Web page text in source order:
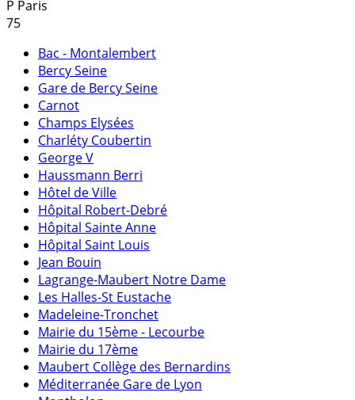
P Paris
75
Bac - Montalembert
Bercy Seine
Gare de Bercy Seine
Carnot
Champs Elysées
Charléty Coubertin
George V
Haussmann Berri
Hôtel de Ville
Hôpital Robert-Debré
Hôpital Sainte Anne
Hôpital Saint Louis
Jean Bouin
Lagrange-Maubert Notre Dame
Les Halles-St Eustache
Madeleine-Tronchet
Mairie du 15ème - Lecourbe
Mairie du 17ème
Maubert Collège des Bernardins
Méditerranée Gare de Lyon